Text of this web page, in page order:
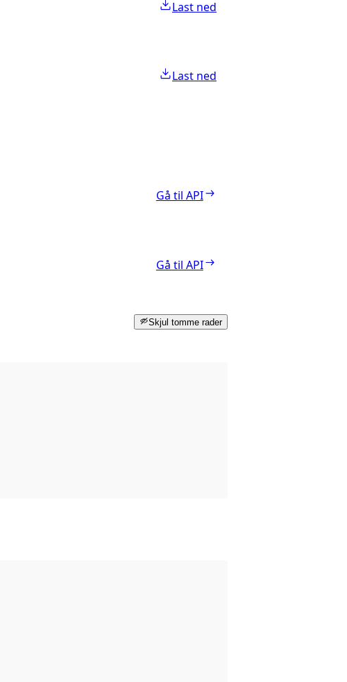
Last ned
Last ned
Gå til API
Gå til API
Skjul tomme rader